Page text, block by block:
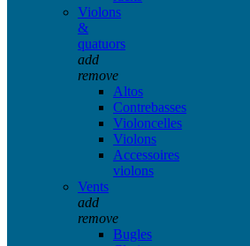
Violons
&
quatuors
add
remove
Altos
Contrebasses
Violoncelles
Violons
Accessoires
violons
Vents
add
remove
Bugles